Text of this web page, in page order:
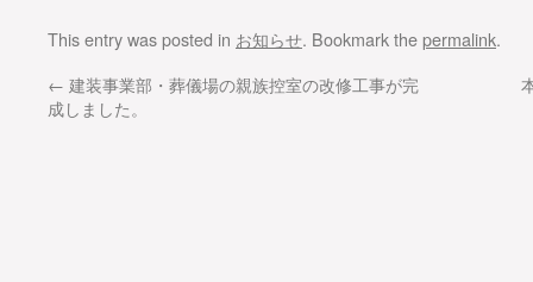
This entry was posted in お知らせ. Bookmark thepermalink.
← 建装事業部・葬儀場の親族控室の改修工事が完
成しました。